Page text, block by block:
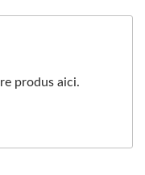
produs aici.